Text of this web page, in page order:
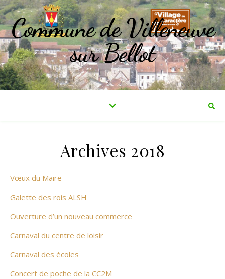
Commune de Villeneuve
sur Bellot
Archives 2018
Vœux du Maire
Galette des rois ALSH
Ouverture d’un nouveau commerce
Carnaval du centre de loisir
Carnaval des écoles
Concert de poche de la CC2M